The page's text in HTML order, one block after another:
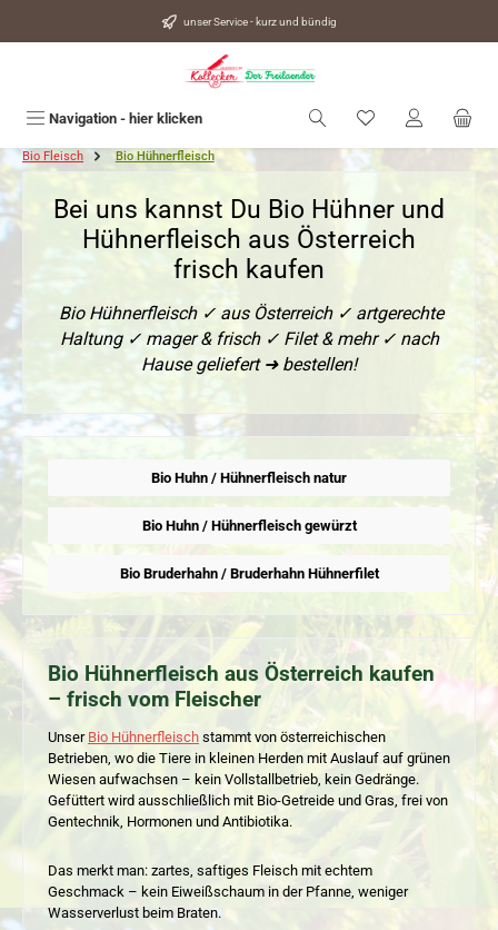
unser Service - kurz und bündig
Navigation - hier klicken Du hast 0
Bio Fleisch Bio Hühnerfleisch
Bei uns kannst Du Bio Hühner und
Hühnerfleisch aus Österreich
frisch kaufen
Bio Hühnerfleisch ✓ aus Österreich ✓ artgerechte
Haltung ✓ mager & frisch ✓ Filet & mehr ✓ nach
Hause geliefert ➜ bestellen!
Bio Huhn / Hühnerfleisch natur
Bio Huhn / Hühnerfleisch gewürzt
Bio Bruderhahn / Bruderhahn Hühnerfilet
Bio Hühnerfleisch aus Österreich kaufen
– frisch vom Fleischer
Unser Bio Hühnerfleisch stammt von österreichischen
Betrieben, wo die Tiere in kleinen Herden mit Auslauf auf grünen
Wiesen aufwachsen – kein Vollstallbetrieb, kein Gedränge.
Gefüttert wird ausschließlich mit Bio-Getreide und Gras, frei von
Gentechnik, Hormonen und Antibiotika.
Das merkt man: zartes, saftiges Fleisch mit echtem
Geschmack – kein Eiweißschaum in der Pfanne, weniger
Wasserverlust beim Braten.